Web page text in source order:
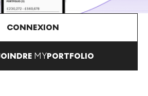
CONNEXION
MYPORTFOLIO